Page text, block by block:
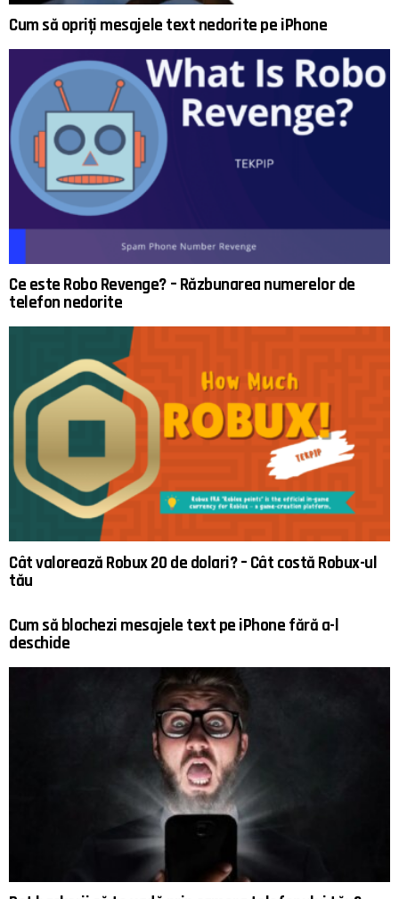
Cum să opriți mesajele text nedorite pe iPhone
Ce este Robo Revenge? – Răzbunarea numerelor de
telefon nedorite
Cât valorează Robux 20 de dolari? – Cât costă Robux-ul
tău
Cum să blochezi mesajele text pe iPhone fără a-l
deschide